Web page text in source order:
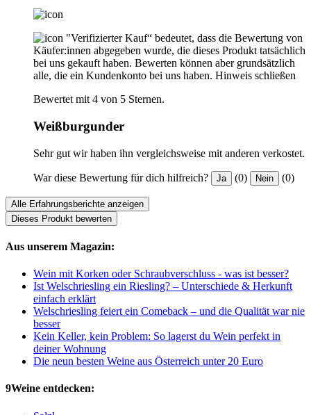
"Verifizierter Kauf“ bedeutet, dass die Bewertung von
Käufer:innen abgegeben wurde, die dieses Produkt tatsächlich
bei uns gekauft haben. Bewerten können aber grundsätzlich
alle, die ein Kundenkonto bei uns haben. Hinweis schließen
Bewertet mit 4 von 5 Sternen.
Weißburgunder
Sehr gut wir haben ihn vergleichsweise mit anderen verkostet.
War diese Bewertung für dich hilfreich? Ja (0) Nein (0)
Alle Erfahrungsberichte anzeigen
Dieses Produkt bewerten
Aus unserem Magazin:
Wein mit Korken oder Schraubverschluss - was ist besser?
Ist Welschriesling ein Riesling? – Unterschiede & Herkunft
einfach erklärt
Welschriesling feiert ein Comeback – und die Qualität war nie
besser
Kein Keller, kein Problem: So lagerst du Wein perfekt in
deiner Wohnung
Die neun besten Weine aus Österreich unter 20 Euro
9Weine entdecken: